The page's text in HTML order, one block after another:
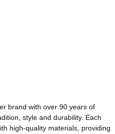
brand with over 90 years of
style and durability. Each
high-quality materials, providing